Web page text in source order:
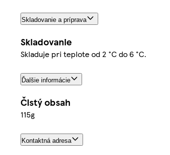
Skladovanie a príprava
Skladovanie
Skladuje pri teplote od 2 °C do 6 °C.
Ďalšie informácie
Čistý obsah
115g
Kontaktná adresa